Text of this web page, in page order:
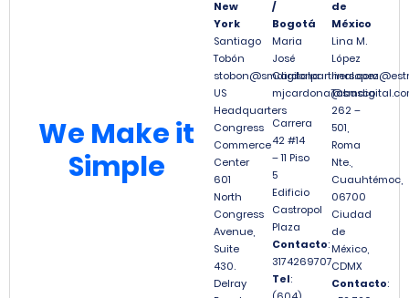
We Make it
Simple
New
York
Santiago
Tobón
stobon@smdigitalpartners.com
US
Headquarters
Congress
Commerce
Center
601
North
Congress
Avenue,
Suite
430.
Delray
/
Bogotá
Maria
José
Cardona
Carrera
42 #14
– 11 Piso
5
Edificio
Castropol
Plaza
Contacto:
3174269707
Tel:
de
México
Lina M.
López
Tabasco
262 –
501,
Roma
Nte.,
Cuauhtémoc,
06700
Ciudad
de
México,
CDMX
Contacto: